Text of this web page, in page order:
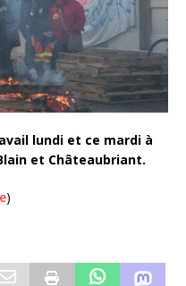
lundi et ce mardi à
et Châteaubriant.
)